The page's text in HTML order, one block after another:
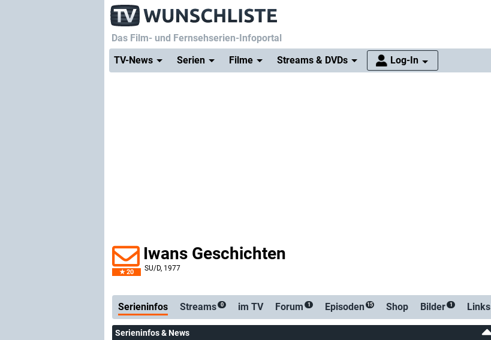
Das Film- und Fernsehserien-Infoportal
TV-News
Serien Filme Streams & DVDs Log-In
20
Iwans Geschichten
SU/D, 1977
Serienticker
Serieninfos Streams 0 im TV Forum 1 Episoden 15 Shop Bilder 1 Links
Serieninfos & News